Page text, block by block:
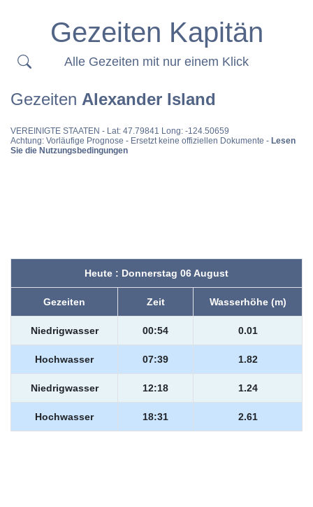
Gezeiten Kapitän
Alle Gezeiten mit nur einem Klick
Gezeiten Alexander Island
VEREINIGTE STAATEN - Lat: 47.79841 Long: -124.50659
Achtung: Vorläufige Prognose - Ersetzt keine offiziellen Dokumente - Lesen
Sie die Nutzungsbedingungen
Heute : Donnerstag 06 August
Gezeiten Zeit Wasserhöhe (m)
Niedrigwasser 00:54 0.01
Hochwasser 07:39 1.82
Niedrigwasser 12:18 1.24
Hochwasser 18:31 2.61